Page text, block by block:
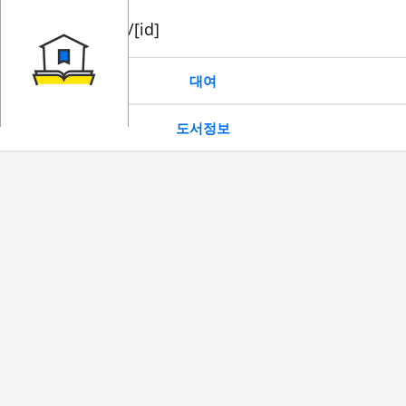
book/rent/[id]
대여
도서정보